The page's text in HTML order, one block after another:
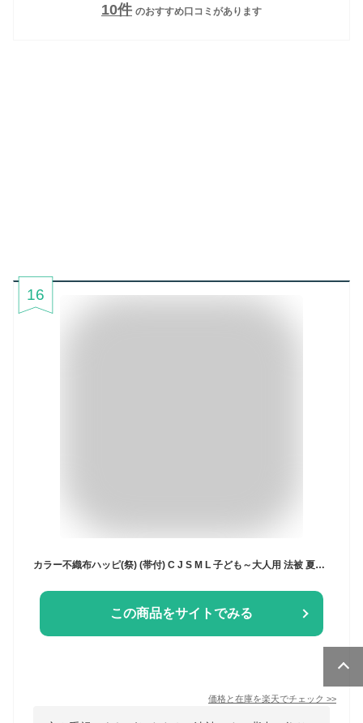
10件 のおすすめ口コミがあります
16
この商品をサイトでみる
価格と在庫を楽天でチェック >>